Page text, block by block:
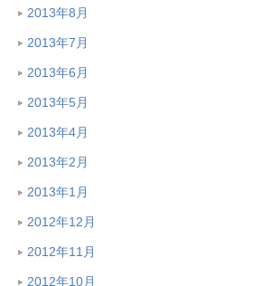
2013年8月
2013年7月
2013年6月
2013年5月
2013年4月
2013年2月
2013年1月
2012年12月
2012年11月
2012年10月